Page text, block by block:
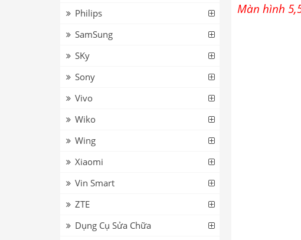
Màn hình
Philips
SamSung
SKy
Sony
Vivo
Wiko
Wing
Xiaomi
Vin Smart
ZTE
Dụng Cụ Sửa Chữa